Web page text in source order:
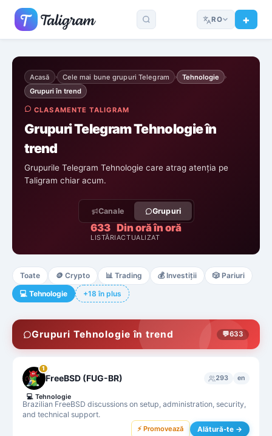
RO
Acasă › Cele mai bune grupuri Telegram › Tehnologie ›
Grupuri în trend
CLASAMENTE TALIGRAM
Grupuri Telegram Tehnologie în
trend
Grupurile Telegram Tehnologie care atrag atenția pe
Taligram chiar acum.
Canale Grupuri
633
LISTĂRI
Din oră în oră
ACTUALIZAT
Toate 🪙 Crypto 📊 Trading 💰 Investiții 🎲 Pariuri
💻 Tehnologie +18 în plus
Grupuri Tehnologie în trend 💬633
1
FreeBSD (FUG-BR) 293 en
Brazilian FreeBSD discussions on setup, administration, security,
and technical support.
💻 Tehnologie
⚡ Promovează Alătură-te →